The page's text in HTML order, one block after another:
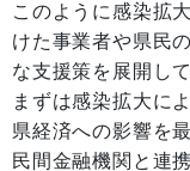
このように感染拡
けた事業者や県民
な支援策を展開し
まずは感染拡大に
県経済への影響を
民間金融機関と連